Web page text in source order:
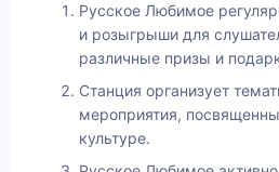
Русское Любимое
и розыгрыши для
различные призы и
Станция организует
мероприятия,
культуре.